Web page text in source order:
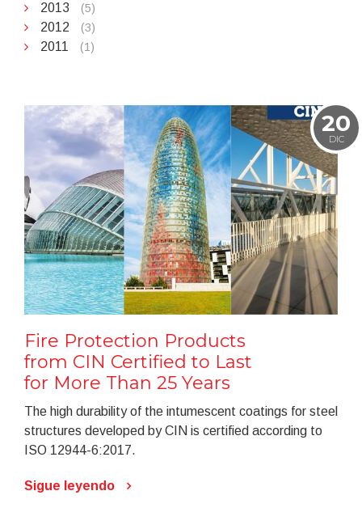
2013 (5)
2012 (3)
2011 (1)
20
DIC
Fire Protection Products
from CIN Certified to Last
for More Than 25 Years
The high durability of the intumescent coatings for steel
structures developed by CIN is certified according to
ISO 12944-6:2017.
Sigue leyendo